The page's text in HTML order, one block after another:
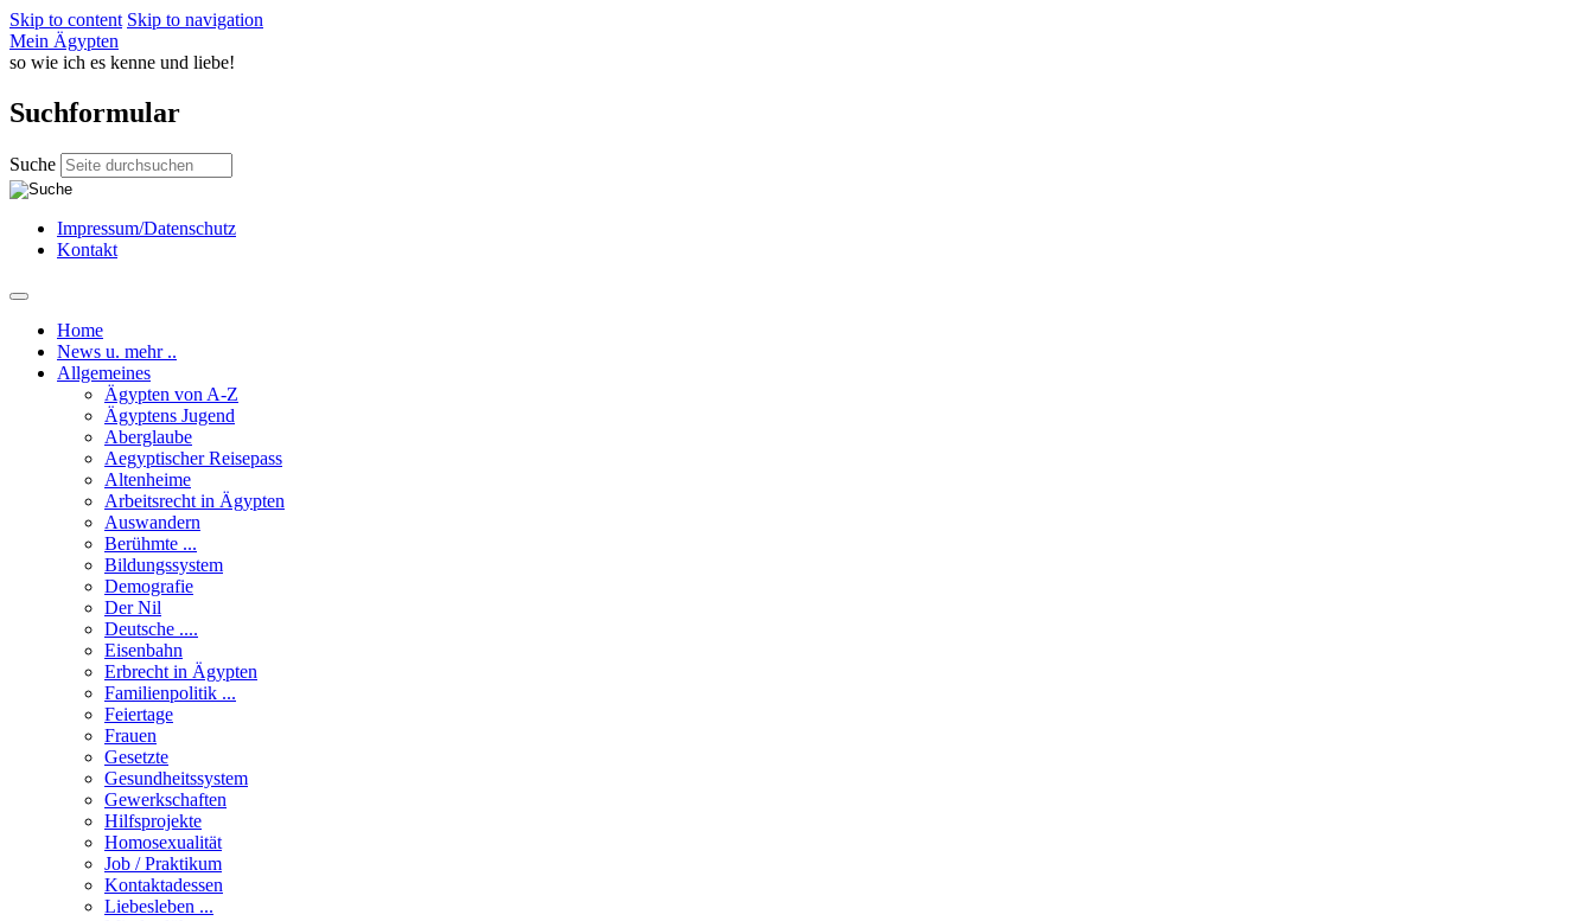
Skip to content Skip to navigation
Mein Ägypten
so wie ich es kenne und liebe!
Suchformular
Suche
Impressum/Datenschutz
Kontakt
Home
News u. mehr ..
Allgemeines
Ägypten von A-Z
Ägyptens Jugend
Aberglaube
Aegyptischer Reisepass
Altenheime
Arbeitsrecht in Ägypten
Auswandern
Berühmte ...
Bildungssystem
Demografie
Der Nil
Deutsche ....
Eisenbahn
Erbrecht in Ägypten
Familienpolitik ...
Feiertage
Frauen
Gesetzte
Gesundheitssystem
Gewerkschaften
Hilfsprojekte
Homosexualität
Job / Praktikum
Kontaktadessen
Liebesleben ...